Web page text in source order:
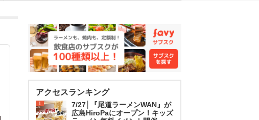
アクセスランキング
1
7/27│『尾道ラーメンWAN』が
広島HiroPaにオープン！キッズ